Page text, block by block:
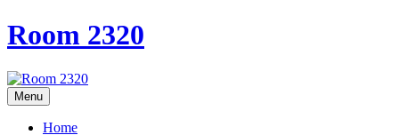
Room 2320
Menu
Home